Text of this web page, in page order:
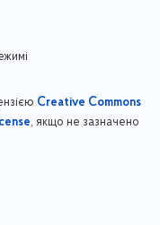
Creative Commons
, якщо не зазначено